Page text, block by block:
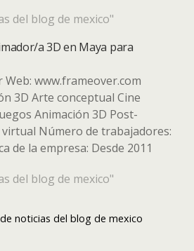
del blog de mexico"
a 3D en Maya para
Web: www.frameover.com
3D Arte conceptual Cine
Animación 3D Post-
Número de trabajadores:
de la empresa: Desde 2011
de Animación y VFX para
marcas. Desde hace un año
del blog de mexico"
noticias del blog de mexico